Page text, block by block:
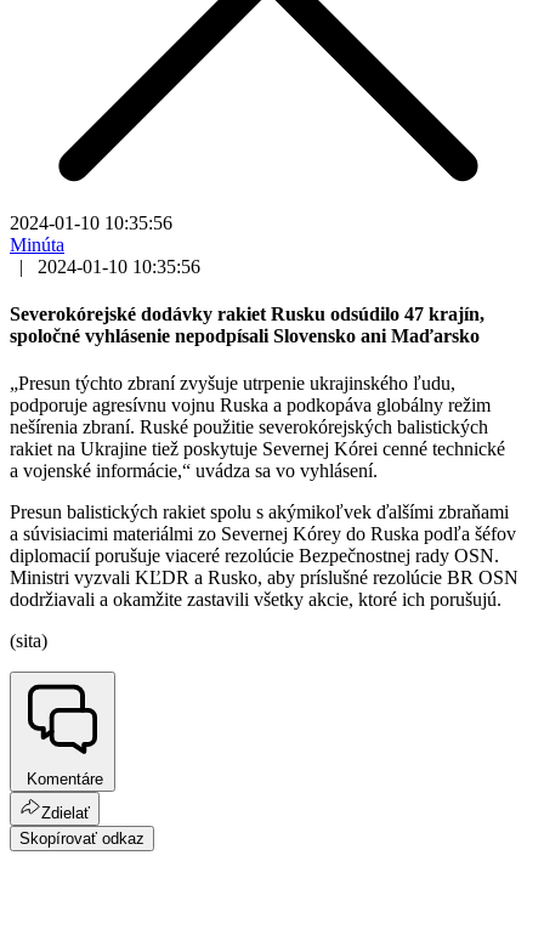
2024-01-10 10:35:56
Minúta
|
2024-01-10 10:35:56
Severokórejské dodávky rakiet Rusku odsúdilo 47 krajín,
spoločné vyhlásenie nepodpísali Slovensko ani Maďarsko
„Presun týchto zbraní zvyšuje utrpenie ukrajinského ľudu,
podporuje agresívnu vojnu Ruska a podkopáva globálny režim
nešírenia zbraní. Ruské použitie severokórejských balistických
rakiet na Ukrajine tiež poskytuje Severnej Kórei cenné technické
a vojenské informácie,“ uvádza sa vo vyhlásení.
Presun balistických rakiet spolu s akýmikoľvek ďalšími zbraňami
a súvisiacimi materiálmi zo Severnej Kórey do Ruska podľa šéfov
diplomacií porušuje viaceré rezolúcie Bezpečnostnej rady OSN.
Ministri vyzvali KĽDR a Rusko, aby príslušné rezolúcie BR OSN
dodržiavali a okamžite zastavili všetky akcie, ktoré ich porušujú.
(sita)
Komentáre
Zdielať
Skopírovať odkaz